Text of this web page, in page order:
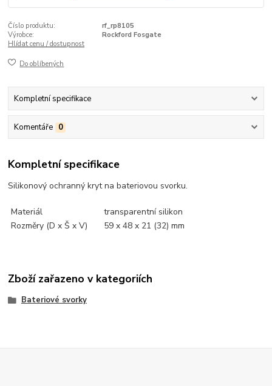
Číslo produktu:
rf_rp8105
Výrobce:
Rockford Fosgate
Hlídat cenu / dostupnost
Do oblíbených
Kompletní specifikace
Komentáře 0
Kompletní specifikace
Silikonový ochranný kryt na bateriovou svorku.
Materiál
transparentní silikon
Rozměry (D x Š x V)
59 x 48 x 21 (32) mm
Zboží zařazeno v kategoriích
Bateriové svorky